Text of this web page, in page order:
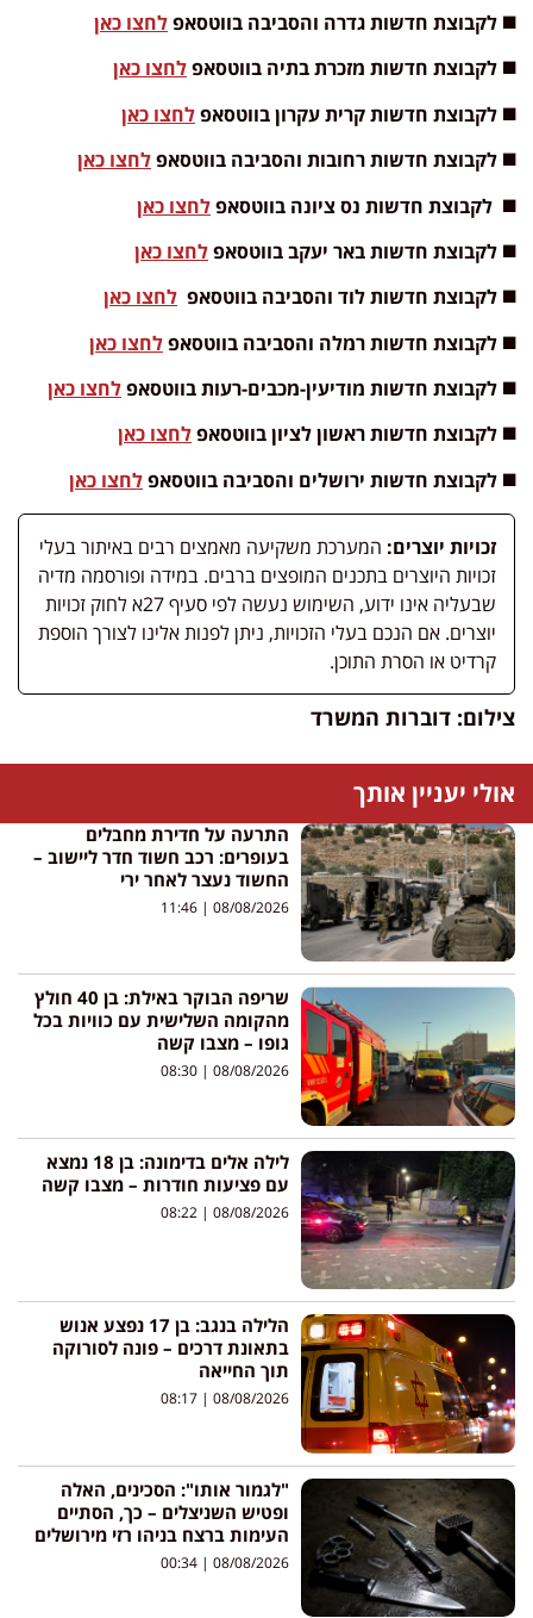
◼️ לקבוצת חדשות גדרה והסביבה בווטסאפלחצו כאן
◼️ לקבוצת חדשות מזכרת בתיה בווטסאפלחצו כאן
◼️ לקבוצת חדשות קרית עקרון בווטסאפלחצו כאן
◼️ לקבוצת חדשות רחובות והסביבה בווטסאפלחצו כאן
◼️ לקבוצת חדשות נס ציונה בווטסאפלחצו כאן
◼️ לקבוצת חדשות באר יעקב בווטסאפלחצו כאן
◼️ לקבוצת חדשות לוד והסביבה בווטסאפ לחצו כאן
◼️ לקבוצת חדשות רמלה והסביבה בווטסאפלחצו כאן
◼️ לקבוצת חדשות מודיעין-מכבים-רעות בווטסאפלחצו כאן
◼️ לקבוצת חדשות ראשון לציון בווטסאפלחצו כאן
◼️ לקבוצת חדשות ירושלים והסביבה בווטסאפלחצו כאן
זכויות יוצרים: המערכת משקיעה מאמצים רבים באיתור בעלי
זכויות היוצרים בתכנים המופצים ברבים. במידה ופורסמה מדיה
שבעליה אינו ידוע, השימוש נעשה לפי סעיף 27א לחוק זכויות
יוצרים. אם הנכם בעלי הזכויות, ניתן לפנות אלינו לצורך הוספת
קרדיט או הסרת התוכן.
צילום: דוברות המשרד
אולי יעניין אותך
התרעה על חדירת מחבלים
בעופרים: רכב חשוד חדר ליישוב –
החשוד נעצר לאחר ירי
08/08/2026
שריפה הבוקר באילת: בן 40 חולץ
מהקומה השלישית עם כוויות בכל
גופו – מצבו קשה
08/08/2026
לילה אלים בדימונה: בן 18 נמצא
עם פציעות חודרות – מצבו קשה
08/08/2026
הלילה בנגב: בן 17 נפצע אנוש
בתאונת דרכים – פונה לסורוקה
תוך החייאה
08/08/2026
"לגמור אותו": הסכינים, האלה
ופטיש השניצלים – כך, הסתיים
העימות ברצח בניהו רזי מירושלים
08/08/2026